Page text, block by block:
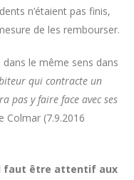
n’étaient pas finis,
de les rembourser.
dans le même sens dans
qui contracte un
pas y faire face avec ses
Colmar (7.9.2016
faut être attentif aux